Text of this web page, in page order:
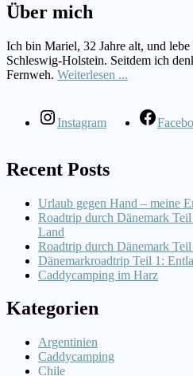
Über mich
Ich bin Mariel, 32 Jahre alt, und
Schleswig-Holstein. Seitdem ich
Fernweh. Weiterlesen ...
Instagram
Recent Posts
Urlaub gegen Hand – meine
Roadtrip durch Dänemark
Land
Roadtrip durch Dänemark
Dänemarkroadtrip Teil 1:
Caddycamping im Harz
Kategorien
Argentinien
Caddycamping
Chile